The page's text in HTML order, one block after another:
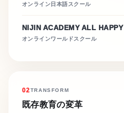
オンライン日本語スクール
NIJIN ACADEMY ALL HAPPY
オンラインワールドスクール
02TRANSFORM
既存教育の変革